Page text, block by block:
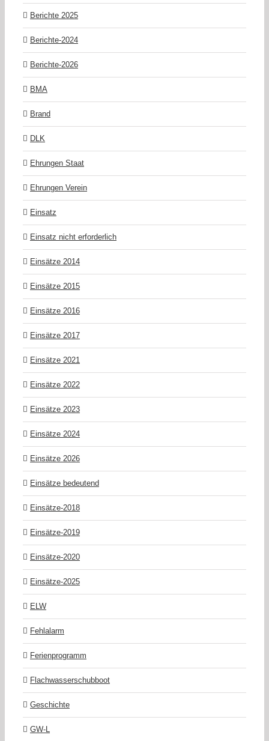
Berichte 2025
Berichte-2024
Berichte-2026
BMA
Brand
DLK
Ehrungen Staat
Ehrungen Verein
Einsatz
Einsatz nicht erforderlich
Einsätze 2014
Einsätze 2015
Einsätze 2016
Einsätze 2017
Einsätze 2021
Einsätze 2022
Einsätze 2023
Einsätze 2024
Einsätze 2026
Einsätze bedeutend
Einsätze-2018
Einsätze-2019
Einsätze-2020
Einsätze-2025
ELW
Fehlalarm
Ferienprogramm
Flachwasserschubboot
Geschichte
GW-L